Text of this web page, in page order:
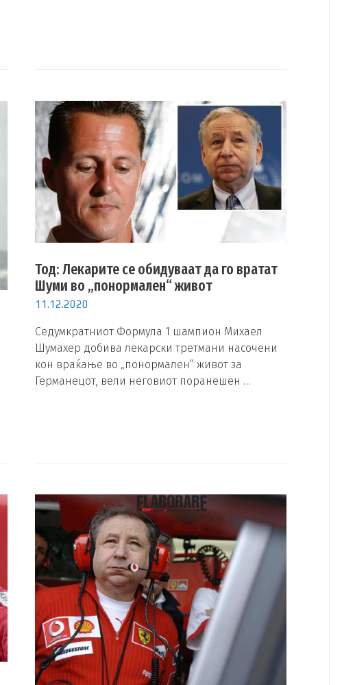
Тод: Лекарите се обидуваат да го вратат
Шуми во „понормален“ живот
11.12.2020
Седумкратниот Формула 1 шампион Михаел
Шумахер добива лекарски третмани насочени
кон враќање во „понормален“ живот за
Германецот, вели неговиот поранешен …